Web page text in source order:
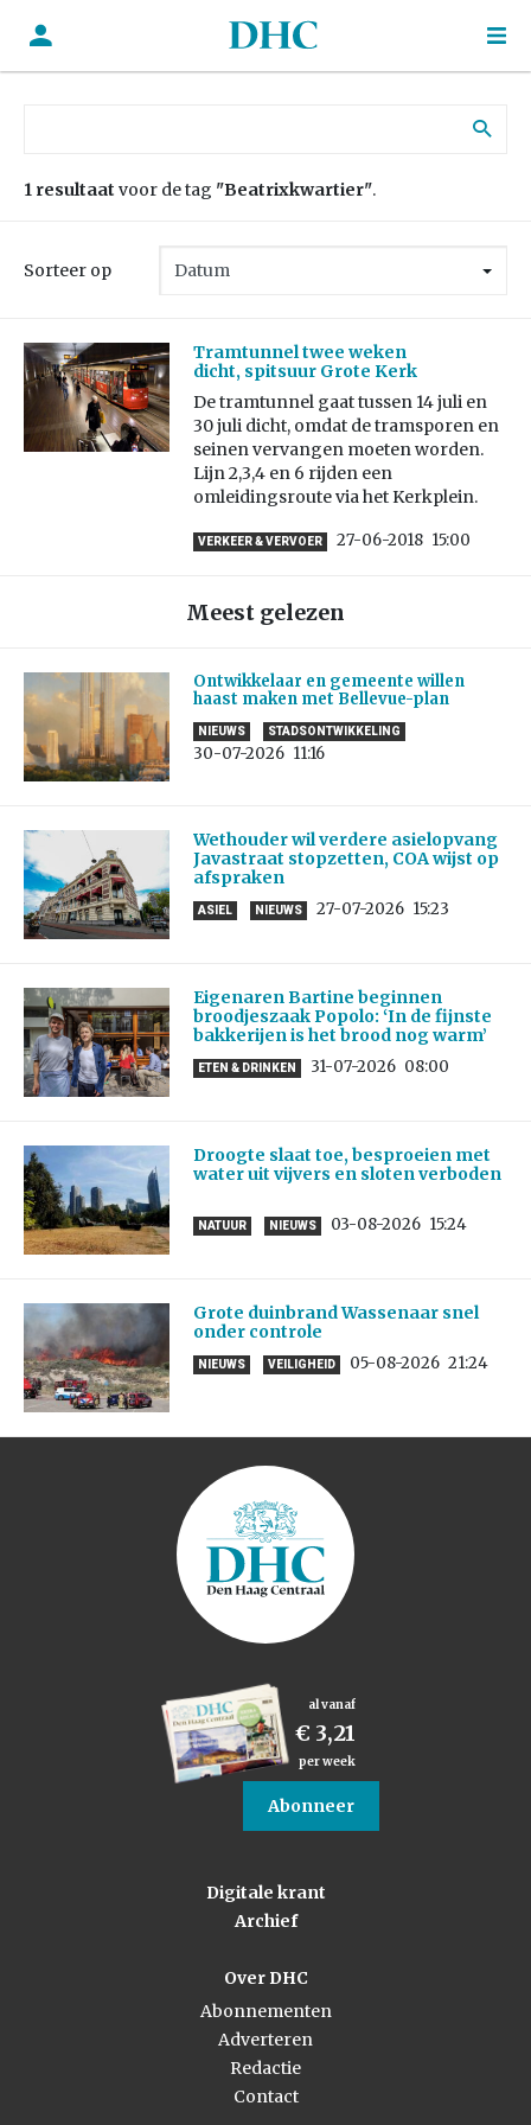
1 resultaat voor de tag "Beatrixkwartier".
Sorteer op
Tramtunnel twee weken
dicht, spitsuur Grote Kerk
De tramtunnel gaat tussen 14 juli en
30 juli dicht, omdat de tramsporen en
seinen vervangen moeten worden.
Lijn 2,3,4 en 6 rijden een
omleidingsroute via het Kerkplein.
VERKEER & VERVOER 27-06-2018 15:00
Meest gelezen
Ontwikkelaar en gemeente willen
haast maken met Bellevue-plan
NIEUWS STADSONTWIKKELING
30-07-2026 11:16
Wethouder wil verdere asielopvang
Javastraat stopzetten, COA wijst op
afspraken
ASIEL NIEUWS 27-07-2026 15:23
Eigenaren Bartine beginnen
broodjeszaak Popolo: ‘In de fijnste
bakkerijen is het brood nog warm’
ETEN & DRINKEN 31-07-2026 08:00
Droogte slaat toe, besproeien met
water uit vijvers en sloten verboden
NATUUR NIEUWS 03-08-2026 15:24
Grote duinbrand Wassenaar snel
onder controle
NIEUWS VEILIGHEID 05-08-2026 21:24
al vanaf
€ 3,21
per week
Abonneer
Digitale krant
Archief
Over DHC
Abonnementen
Adverteren
Redactie
Contact